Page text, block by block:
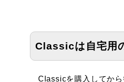
Classicは自宅用
Classicを購入してから